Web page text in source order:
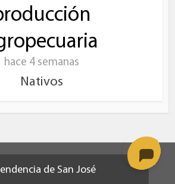
hace 4 semanas
Nativos
de San José